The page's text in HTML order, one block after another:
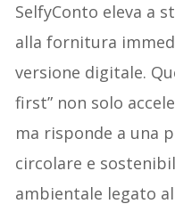
SelfyConto eleva a
alla fornitura
versione digitale.
first” non solo
ma risponde a una
circolare e
ambientale legato